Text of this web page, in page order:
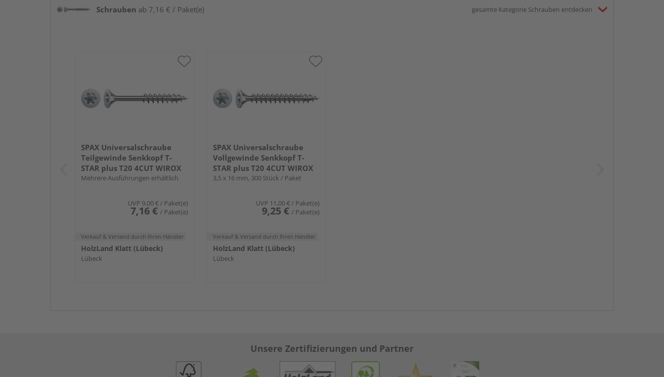
Schrauben ab 7,16 € / Paket(e) gesamte Kategorie Schrauben entdecken
SPAX Universalschraube
Teilgewinde Senkkopf T-
STAR plus T20 4CUT WIROX
Mehrere Ausführungen erhältlich
UVP 9,00 € / Paket(e)
7,16 € / Paket(e)
Verkauf & Versand durch Ihren Händler
HolzLand Klatt (Lübeck)
Lübeck
SPAX Universalschraube
Vollgewinde Senkkopf T-
STAR plus T20 4CUT WIROX
3,5 x 16 mm, 300 Stück / Paket
UVP 11,00 € / Paket(e)
9,25 € / Paket(e)
Verkauf & Versand durch Ihren Händler
HolzLand Klatt (Lübeck)
Lübeck
Unsere Zertifizierungen und Partner